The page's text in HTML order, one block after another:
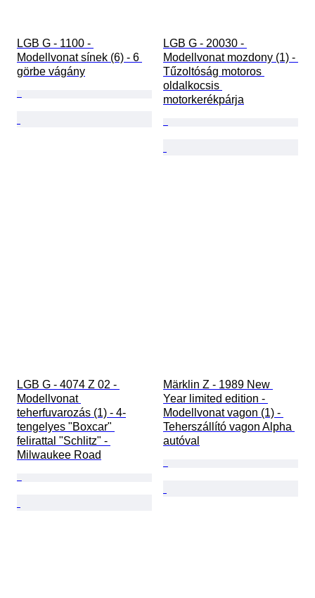
LGB G - 1100 -
Modellvonat sínek (6) - 6
görbe vágány
LGB G - 20030 -
Modellvonat mozdony (1) -
Tűzoltóság motoros
oldalkocsis
motorkerékpárja
LGB G - 4074 Z 02 -
Modellvonat
teherfuvarozás (1) - 4-
tengelyes "Boxcar"
felirattal "Schlitz" -
Milwaukee Road
Märklin Z - 1989 New
Year limited edition -
Modellvonat vagon (1) -
Teherszállító vagon Alpha
autóval